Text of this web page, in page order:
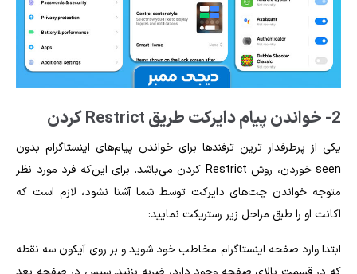
2- خواندن پیام دایرکت طریق Restrict کردن
یکی از پرطرفدار ترین ترفندها برای خواندن پیام‌های اینستاگرام بدون
seen خوردن
، روش Restrict کردن می‌باشد. برای این‌که فرد مورد نظر
متوجه خواندن چت‌های دایرکت توسط شما آشنا نشود، لازم است که
اکانت او را طبق مراحل زیر رستریکت نمایید:
ابتدا وارد صفحه اینستاگرام مخاطب خود شوید و بر روی آیکون سه نقطه